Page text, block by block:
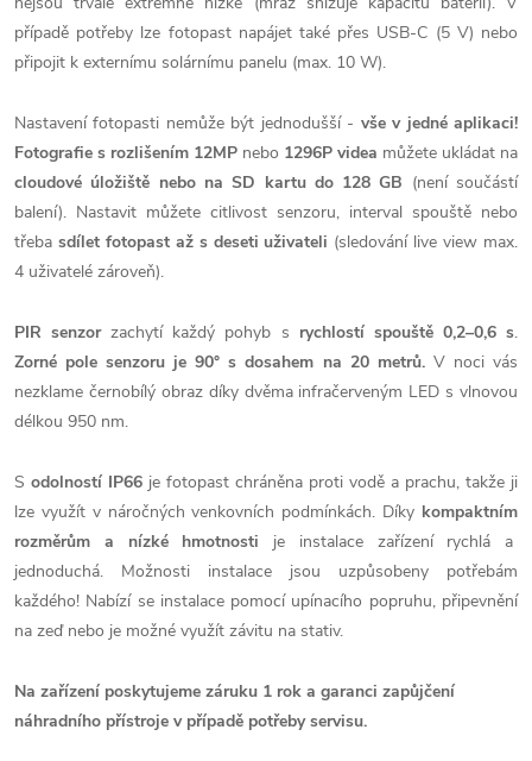
případě potřeby lze fotopast napájet také přes USB-C (5 V) nebo
připojit k externímu solárnímu panelu (max. 10 W).
Nastavení fotopasti nemůže být jednodušší - vše v jedné aplikaci!
Fotografie s rozlišením 12MP nebo 1296P videa můžete ukládat na
cloudové úložiště nebo na SD kartu do 128 GB (není součástí
balení). Nastavit můžete citlivost senzoru, interval spouště nebo
třeba sdílet fotopast až s deseti uživateli (sledování live view max.
4 uživatelé zároveň).
PIR senzorzachytí každý pohyb s rychlostí spouště 0,2–0,6 s.
Zorné pole senzoru je 90° s dosahem na 20 metrů.V noci vás
nezklame černobílý obraz díky dvěma infračerveným LED s vlnovou
délkou 950 nm.
S odolností IP66 je fotopast chráněna proti vodě a prachu, takže ji
lze využít v náročných venkovních podmínkách. Díky kompaktním
rozměrům a nízké hmotnosti je instalace zařízení rychlá a
jednoduchá. Možnosti instalace jsou uzpůsobeny potřebám
každého! Nabízí se instalace pomocí upínacího popruhu, připevnění
na zeď nebo je možné využít závitu na stativ.
Na zařízení poskytujeme záruku 1 rok a garanci zapůjčení
náhradního přístroje v případě potřeby servisu.